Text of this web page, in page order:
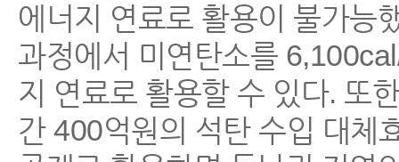
에너지 연료로 활용이 불가능
과정에서 미연탄소를
지 연료로 활용할 수 있다. 또
간 400억원의 석탄 수입 대체